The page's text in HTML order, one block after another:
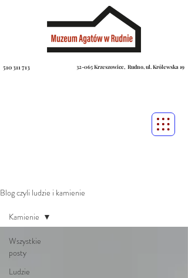
32-065 Krzeszowice, Rudno, ul. Królewska 19
510 311 713
Blog czyli ludzie i kamienie
Wszystkie
posty
Ludzie
Kamienie